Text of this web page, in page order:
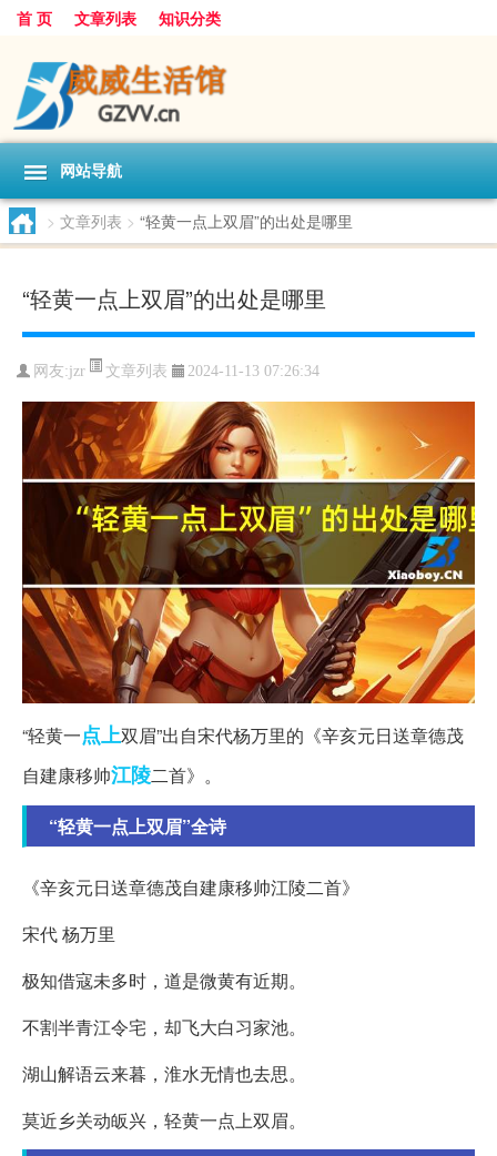
首 页 文章列表 知识分类
网站导航
> 文章列表 > “轻黄一点上双眉”的出处是哪里
“轻黄一点上双眉”的出处是哪里
网友:jzr 文章列表 2024-11-13 07:26:34
“轻黄一点上双眉”出自宋代杨万里的《辛亥元日送章德茂
自建康移帅江陵二首》。
“轻黄一点上双眉”全诗
《辛亥元日送章德茂自建康移帅江陵二首》
宋代 杨万里
极知借寇未多时，道是微黄有近期。
不割半青江令宅，却飞大白习家池。
湖山解语云来暮，淮水无情也去思。
莫近乡关动皈兴，轻黄一点上双眉。